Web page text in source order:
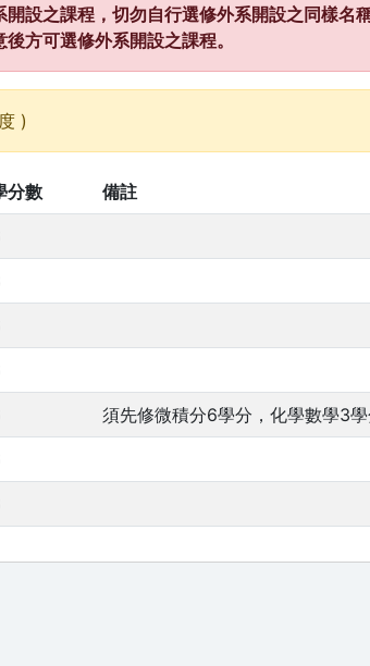
設之課程，切勿自行選修外系開設之同樣名
方可選修外系開設之課程。
)
分數 備註
須先修微積分6學分，化學數學3學